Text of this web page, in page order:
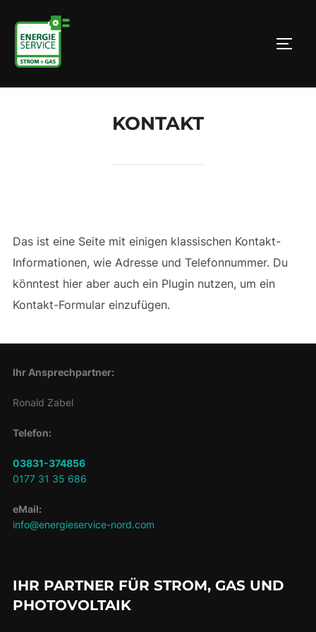
Inhalt
springen
KONTAKT
Das ist eine Seite mit einigen klassischen Kontakt-
Informationen, wie Adresse und Telefonnummer. Du
könntest hier aber auch ein Plugin nutzen, um ein
Kontakt-Formular einzufügen.
Ihr Ansprechpartner:
Ronald Zabel
Telefon:
03831-374856
0177 31 35 686
eMail:
info@energieservice-nord.com
IHR PARTNER FÜR STROM, GAS UND
PHOTOVOLTAIK